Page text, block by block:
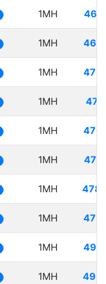
1MH
1MH
1MH
1MH
1MH
1MH
1MH
1MH
1MH
1MH